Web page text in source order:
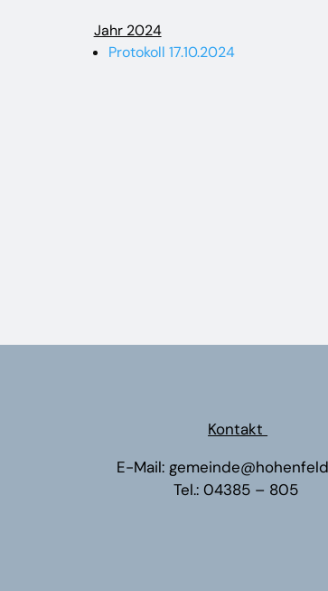
Jahr 2024
Protokoll 17.10.2024
Kontakt
E-Mail:
Tel.: 04385 – 805